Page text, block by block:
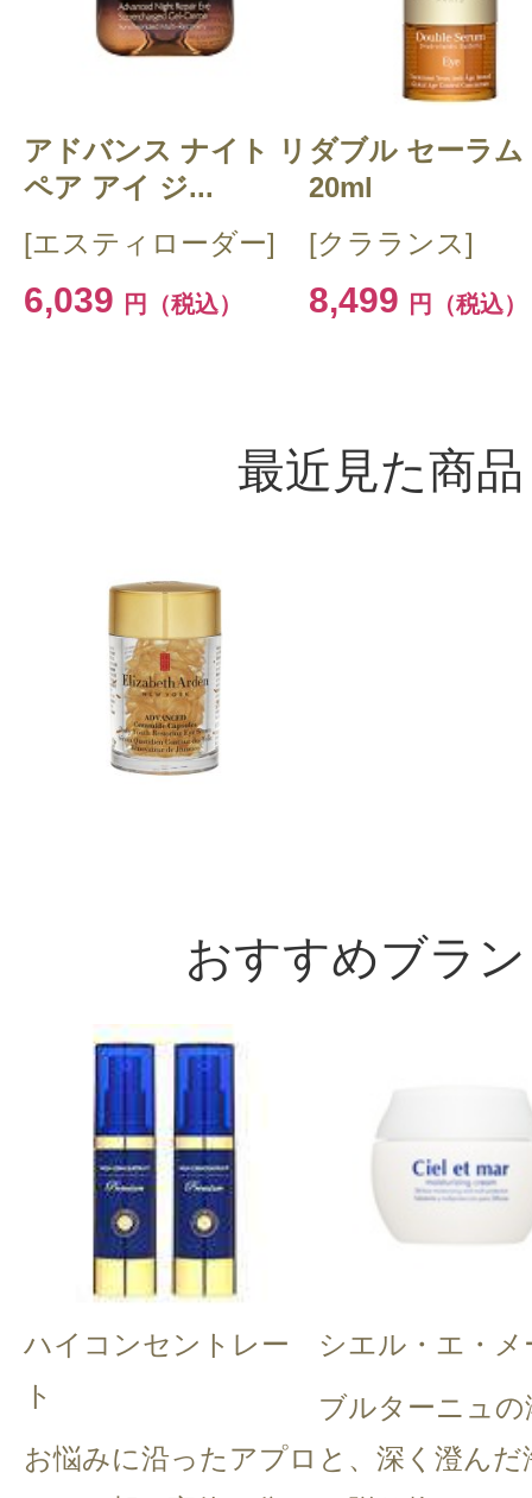
このコスメのレビューを書いて
CT会員様は、
マイページの「購
アドバンス ナイト リ
ペア アイ ジ...
[エスティローダー]
6,039 円（税込）
ダブル セーラム
20ml
[クラランス]
8,499 円（税込）
最近見た商品
おすすめブラ
ハイコンセントレー
ト
お悩みに沿ったアプロ
シエル・エ・メ
ブルターニュの
と、深く澄んだ